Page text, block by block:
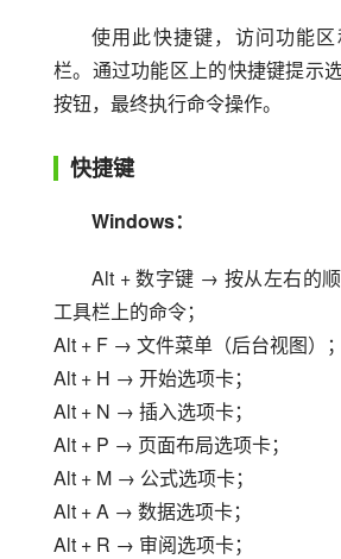
使用此快捷键，访问功能
栏。通过功能区上的快捷键提示
按钮，最终执行命令操作。
快捷键
Windows：
Alt + 数字键 → 按从左右的
工具栏上的命令；
Alt + F → 文件菜单（后台视图）；
Alt + H → 开始选项卡；
Alt + N → 插入选项卡；
Alt + P → 页面布局选项卡；
Alt + M → 公式选项卡；
Alt + A → 数据选项卡；
Alt + R → 审阅选项卡；